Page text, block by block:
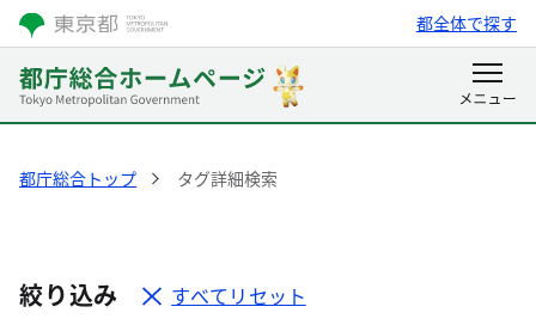
都全体で探す
都庁総合トップ タグ詳細検索
絞り込み すべてリセット